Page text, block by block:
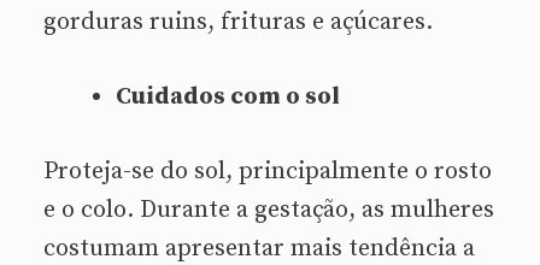
gorduras ruins, frituras e açúcares.
Cuidados com o sol
Proteja-se do sol, principalmente o rosto
e o colo. Durante a gestação, as mulheres
costumam apresentar mais tendência a